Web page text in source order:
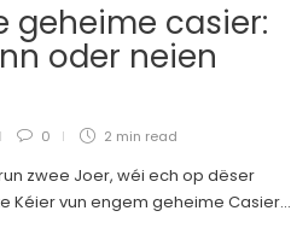
geheime casier:
oder neien
0 2 min read
zwee Joer, wéi ech op dëser
Kéier vun engem geheime Casier...